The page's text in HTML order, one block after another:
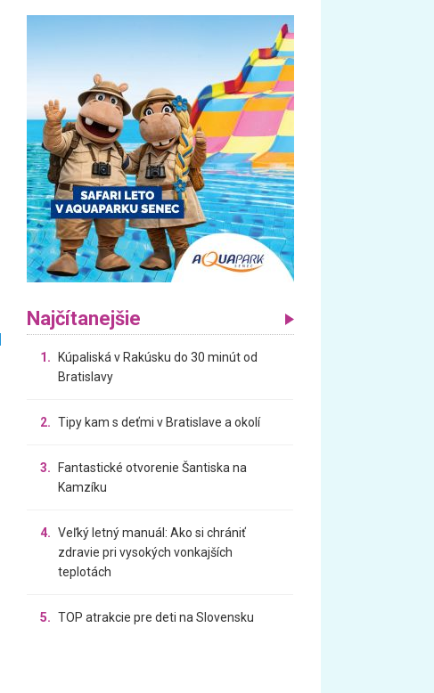
Najčítanejšie
1.
Kúpaliská v Rakúsku do 30 minút od
Bratislavy
2. Tipy kam s deťmi v Bratislave a okolí
3.
Fantastické otvorenie Šantiska na
Kamzíku
4. Veľký letný manuál: Ako si chrániť
zdravie pri vysokých vonkajších
teplotách
5. TOP atrakcie pre deti na Slovensku